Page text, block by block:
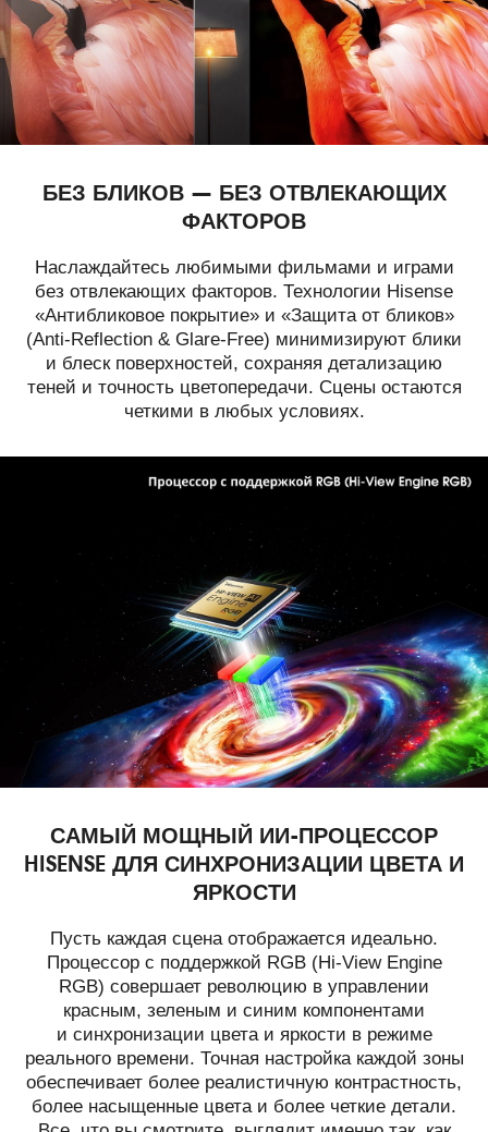
БЕЗ БЛИКОВ — БЕЗ ОТВЛЕКАЮЩИХ
ФАКТОРОВ
Наслаждайтесь любимыми фильмами и играми
без отвлекающих факторов. Технологии Hisense
«Антибликовое покрытие» и «Защита от бликов»
(Anti-Reflection & Glare-Free) минимизируют блики
и блеск поверхностей, сохраняя детализацию
теней и точность цветопередачи. Сцены остаются
четкими в любых условиях.
САМЫЙ МОЩНЫЙ ИИ-ПРОЦЕССОР
HISENSE ДЛЯ СИНХРОНИЗАЦИИ ЦВЕТА И
ЯРКОСТИ
Пусть каждая сцена отображается идеально.
Процессор с поддержкой RGB (Hi-View Engine
RGB) совершает революцию в управлении
красным, зеленым и синим компонентами
и синхронизации цвета и яркости в режиме
реального времени. Точная настройка каждой зоны
обеспечивает более реалистичную контрастность,
более насыщенные цвета и более четкие детали.